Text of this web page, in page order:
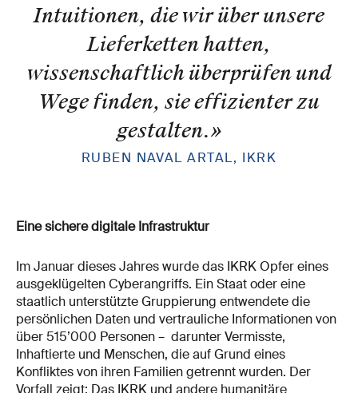
Intuitionen, die wir über unsere
Lieferketten hatten,
wissenschaftlich überprüfen und
Wege finden, sie effizienter zu
gestalten.»
RUBEN NAVAL ARTAL, IKRK
Eine sichere digitale Infrastruktur
Im Januar dieses Jahres wurde das IKRK Opfer eines
ausgeklügelten Cyberangriffs. Ein Staat oder eine
staatlich unterstützte Gruppierung entwendete die
persönlichen Daten und vertrauliche Informationen von
über 515’000 Personen – darunter Vermisste,
Inhaftierte und Menschen, die auf Grund eines
Konfliktes von ihren Familien getrennt wurden. Der
Vorfall zeigt: Das IKRK und andere humanitäre